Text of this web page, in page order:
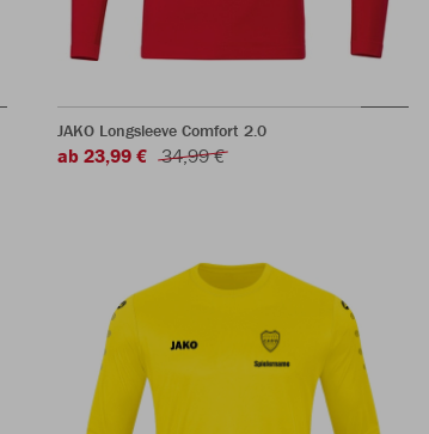
JAKO Longsleeve Comfort 2.0
ab 23,99 € 34,99 €